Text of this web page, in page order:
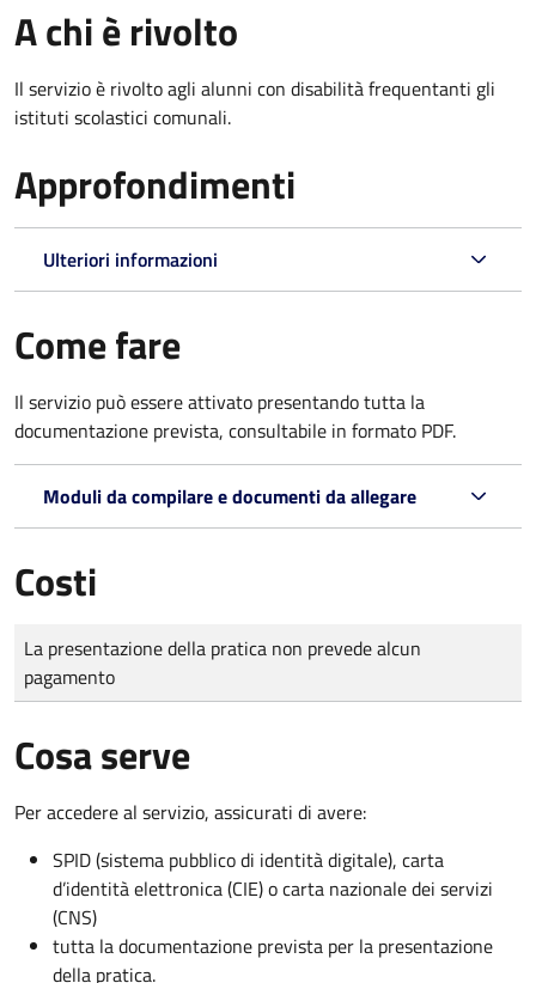
A chi è rivolto
Il servizio è rivolto agli alunni con disabilità frequentanti gli
istituti scolastici comunali.
Approfondimenti
Ulteriori informazioni
Come fare
Il servizio può essere attivato presentando tutta la
documentazione prevista, consultabile in formato PDF.
Moduli da compilare e documenti da allegare
Costi
Tipo di pagamento
Importo
La presentazione della pratica non prevede alcun
pagamento
Cosa serve
Per accedere al servizio, assicurati di avere:
SPID (sistema pubblico di identità digitale), carta
d’identità elettronica (CIE) o carta nazionale dei servizi
(CNS)
tutta la documentazione prevista per la presentazione
della pratica.